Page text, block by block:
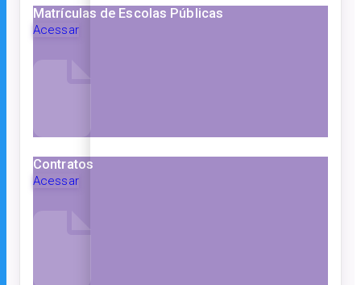
Matrículas de Escolas Públicas
Acessar
Contratos
Acessar